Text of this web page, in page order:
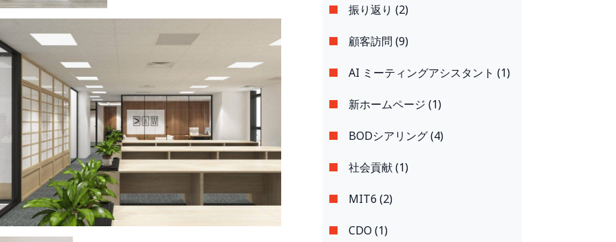
振り返り (2)
顧客訪問 (9)
AI ミーティングアシスタント (1)
新ホームページ (1)
BODシアリング (4)
社会貢献 (1)
MIT6 (2)
CDO (1)